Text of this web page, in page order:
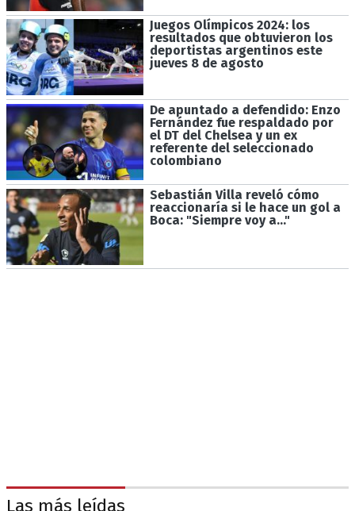
Juegos Olímpicos 2024: los
resultados que obtuvieron los
deportistas argentinos este
jueves 8 de agosto
De apuntado a defendido: Enzo
Fernández fue respaldado por
el DT del Chelsea y un ex
referente del seleccionado
colombiano
Sebastián Villa reveló cómo
reaccionaría si le hace un gol a
Boca: "Siempre voy a..."
Las más leídas